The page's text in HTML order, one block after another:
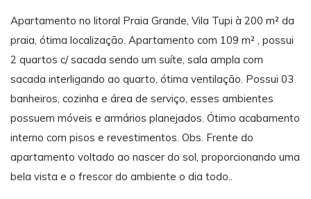
Apartamento no litoral Praia Grande, Vila Tupi à 200 m² da
praia, ótima localização. Apartamento com 109 m² , possui
2 quartos c/ sacada sendo um suíte, sala ampla com
sacada interligando ao quarto, ótima ventilação. Possui 03
banheiros, cozinha e área de serviço, esses ambientes
possuem móveis e armários planejados. Ótimo acabamento
interno com pisos e revestimentos. Obs. Frente do
apartamento voltado ao nascer do sol, proporcionando uma
bela vista e o frescor do ambiente o dia todo..